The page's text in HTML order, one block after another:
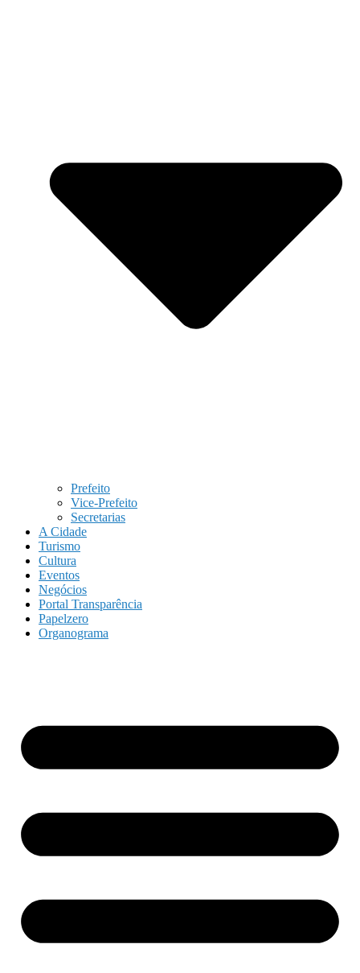
Prefeito
Vice-Prefeito
Secretarias
A Cidade
Turismo
Cultura
Eventos
Negócios
Portal Transparência
Papelzero
Organograma